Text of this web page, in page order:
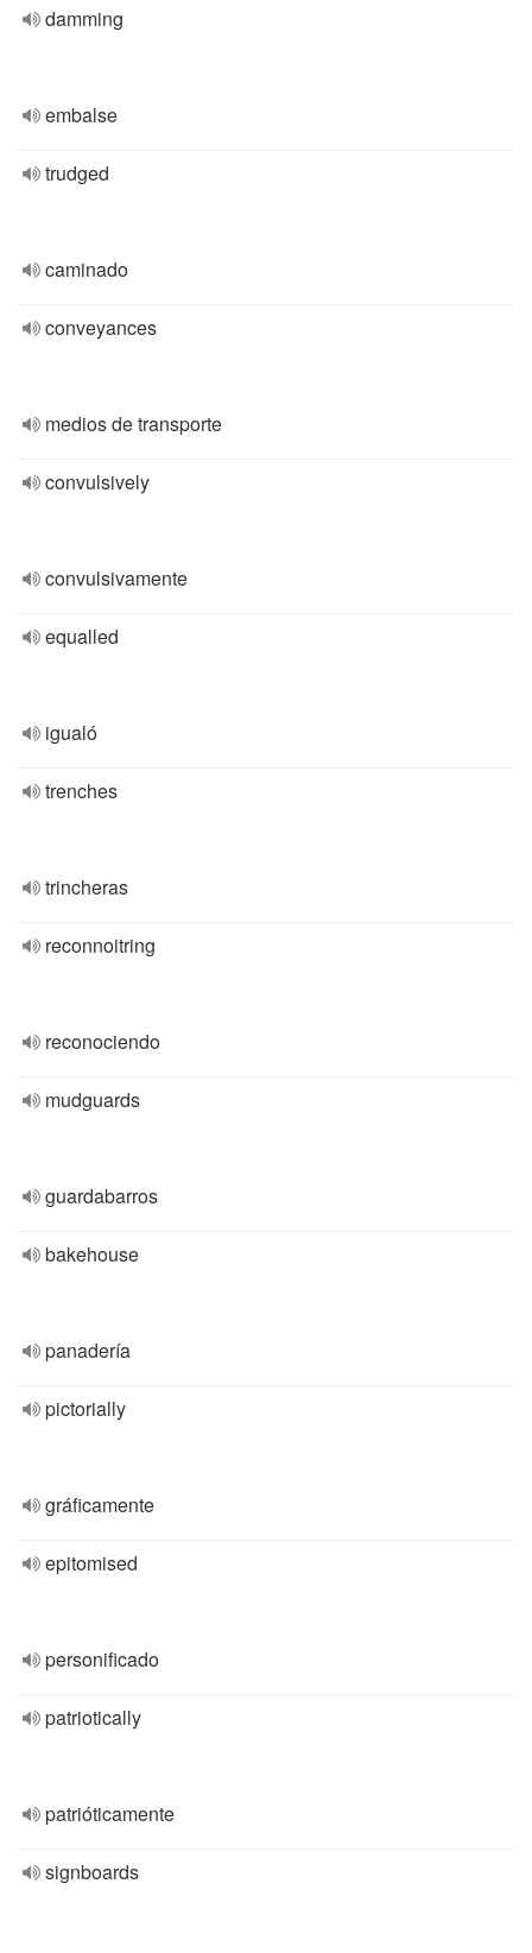
damming
embalse
trudged
caminado
conveyances
medios de transporte
convulsively
convulsivamente
equalled
igualó
trenches
trincheras
reconnoitring
reconociendo
mudguards
guardabarros
bakehouse
panadería
pictorially
gráficamente
epitomised
personificado
patriotically
patrióticamente
signboards